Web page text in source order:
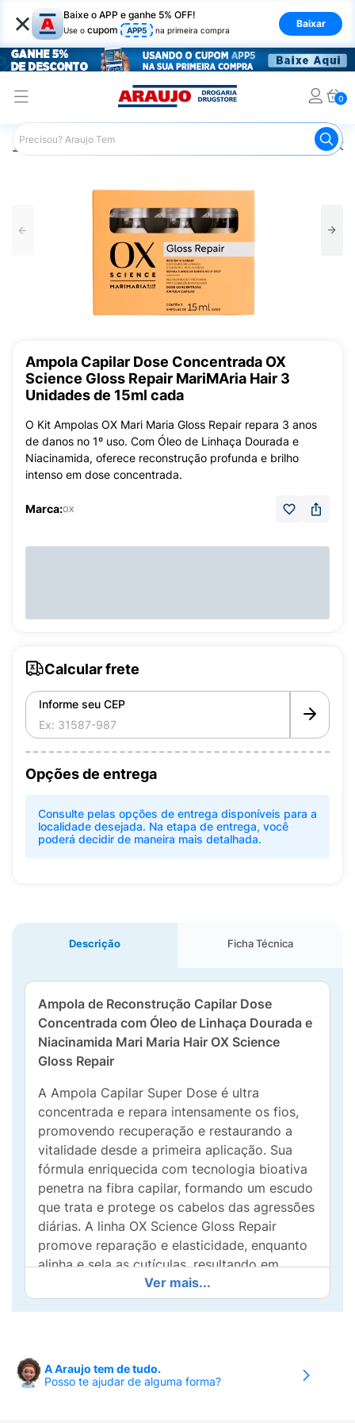
× Baixe o APP e ganhe 5% OFF!
Use o cupom APP5 na primeira compra
Baixar
0
Araujo Cabelo Ampola Capilar Dose
Ampola Capilar Dose Concentrada OX
Science Gloss Repair MariMAria Hair 3
Unidades de 15ml cada
O Kit Ampolas OX Mari Maria Gloss Repair repara 3 anos
de danos no 1º uso. Com Óleo de Linhaça Dourada e
Niacinamida, oferece reconstrução profunda e brilho
intenso em dose concentrada.
Marca:OX
Calcular frete
Informe seu CEP
Opções de entrega
Consulte pelas opções de entrega disponíveis para a
localidade desejada. Na etapa de entrega, você
poderá decidir de maneira mais detalhada.
Descrição Ficha Técnica
Ampola de Reconstrução Capilar Dose
Concentrada com Óleo de Linhaça Dourada e
Niacinamida Mari Maria Hair OX Science
Gloss Repair
A Ampola Capilar Super Dose é ultra
concentrada e repara intensamente os fios,
promovendo recuperação e restaurando a
vitalidade desde a primeira aplicação. Sua
fórmula enriquecida com tecnologia bioativa
penetra na fibra capilar, formando um escudo
que trata e protege os cabelos das agressões
diárias. A linha OX Science Gloss Repair
promove reparação e elasticidade, enquanto
alinha e sela as cutículas, resultando em
cabelos reparados, protegidos e visivelmente
mais saudáveis.
Repara 3 anos de danos desde o primeiro
uso; Reconstrução profunda para cabelos
Ver mais...
A Araujo tem de tudo.
Posso te ajudar de alguma forma?